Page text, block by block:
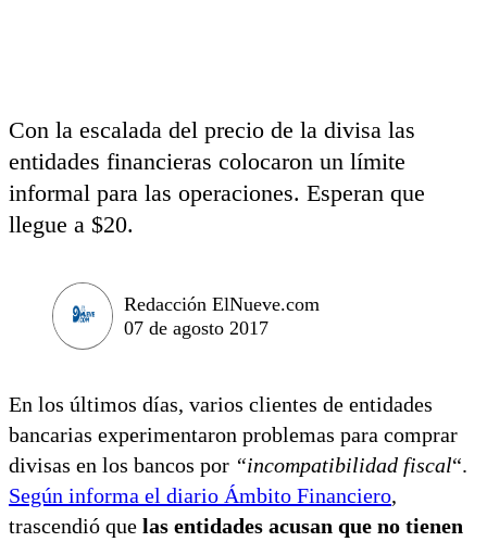
Con la escalada del precio de la divisa las
entidades financieras colocaron un límite
informal para las operaciones. Esperan que
llegue a $20.
Redacción ElNueve.com
07 de agosto 2017
En los últimos días, varios clientes de entidades
bancarias experimentaron problemas para comprar
divisas en los bancos por “incompatibilidad fiscal“.
Según informa el diario Ámbito Financiero,
trascendió que las entidades acusan que no tienen